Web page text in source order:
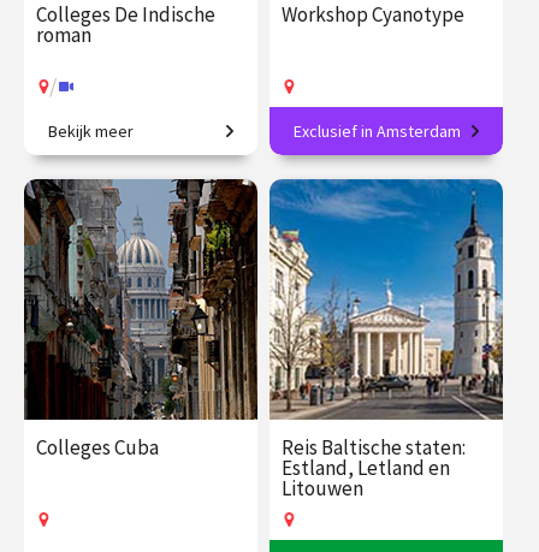
Colleges De Indische
roman
/
Koloniale erfenis in de
moderne Nederlandse
literatuur.
€ 195.00
vanaf 25
jan.
/ Op locatie of online
Bekijk meer
Workshop Cyanotype
Maak jouw eigen
blauwdrukprints
vanaf 15
Op locatie
Exclusief in Amsterdam
Colleges Cuba Reis Baltische staten:
Estland, Letland en
Litouwen